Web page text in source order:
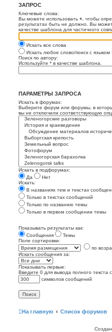
ЗАПРОС
Ключевые слова:
Вы можете использовать + , чтобы
результатах быть не должно. Вы
качестве шаблона для частичного
Искать все слова
Искать любое слово/поиск с языком
Поиск по автору:
Используйте * в качестве шаблона.
ПАРАМЕТРЫ ЗАПРОСА
Искать в форумах:
Выберите форум или форумы, в
вы не отключили соответствующую
Искать в подфорумах:
Да
Нет
Искать:
В названиях тем и текстах
Только в текстах сообщений
Только по названию темы
Только в первом сообщении темы
Показывать результаты как:
Сообщения
Темы
Поле сортировки:
по
Искать сообщения за:
Показывать первые:
Введите 0 для вывода полного текста
символов сообщений
На главную Список форумов